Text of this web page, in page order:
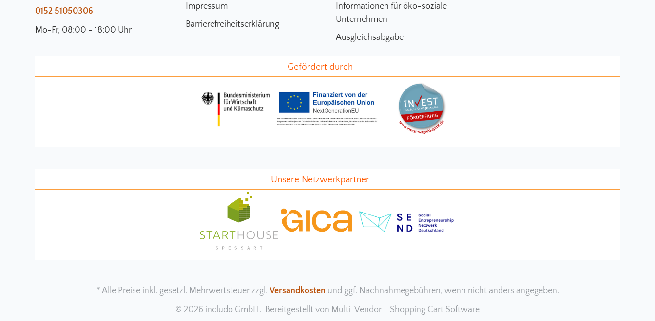
0152 51050306
Mo-Fr, 08:00 - 18:00 Uhr
Impressum
Barrierefreiheitserklärung
Informationen für öko-soziale
Unternehmen
Ausgleichsabgabe
Gefördert durch
Unsere Netzwerkpartner
* Alle Preise inkl. gesetzl. Mehrwertsteuer zzgl. Versandkosten und ggf. Nachnahmegebühren, wenn nicht anders angegeben.
© 2026 includo GmbH. Bereitgestellt von Multi-Vendor - Shopping Cart Software